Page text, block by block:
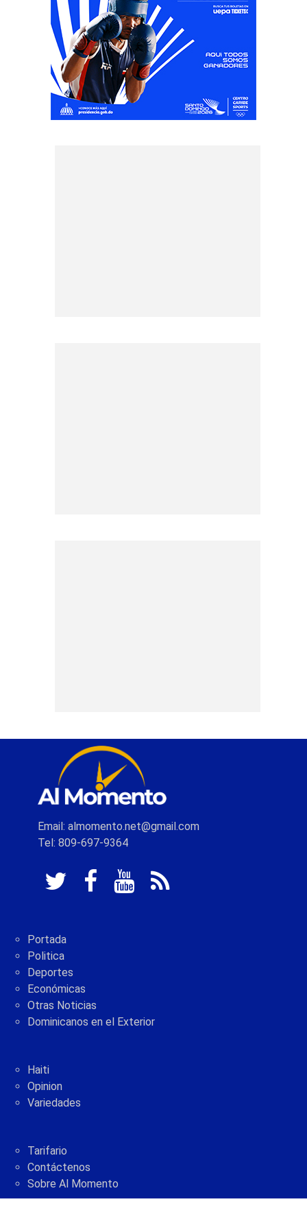
Email: almomento.net@gmail.com
Tel: 809-697-9364
Portada
Politica
Deportes
Económicas
Otras Noticias
Dominicanos en el Exterior
Haiti
Opinion
Variedades
Tarifario
Contáctenos
Sobre Al Momento